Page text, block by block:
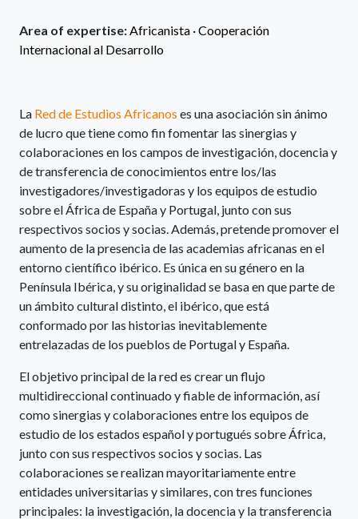
Area of expertise:Africanista ·Cooperación
Internacional al Desarrollo
La Red de Estudios Africanos es una asociación sin ánimo
de lucro que tiene como fin fomentar las sinergias y
colaboraciones en los campos de investigación, docencia y
de transferencia de conocimientos entre los/las
investigadores/investigadoras y los equipos de estudio
sobre el África de España y Portugal, junto con sus
respectivos socios y socias. Además, pretende promover el
aumento de la presencia de las academias africanas en el
entorno científico ibérico. Es única en su género en la
Península Ibérica, y su originalidad se basa en que parte de
un ámbito cultural distinto, el ibérico, que está
conformado por las historias inevitablemente
entrelazadas de los pueblos de Portugal y España.
El objetivo principal de la red es crear un flujo
multidireccional continuado y fiable de información, así
como sinergias y colaboraciones entre los equipos de
estudio de los estados español y portugués sobre África,
junto con sus respectivos socios y socias. Las
colaboraciones se realizan mayoritariamente entre
entidades universitarias y similares, con tres funciones
principales: la investigación, la docencia y la transferencia